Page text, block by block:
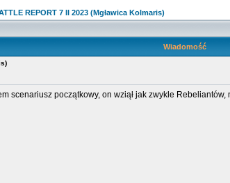
REPORT 7 II 2023 (Mgławica Kolmaris)
Wiadomość
scenariusz początkowy, on wziął jak zwykle Rebeliantów,